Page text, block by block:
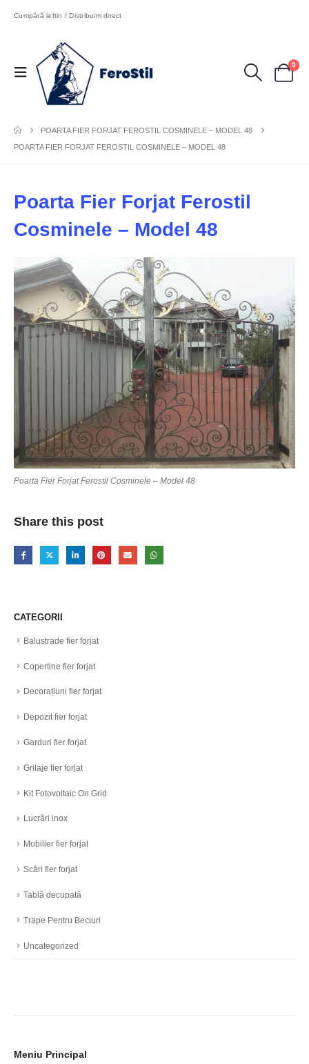
Cumpără ieftin / Distribuim direct
0
POARTA FIER FORJAT FEROSTIL COSMINELE – MODEL 48
POARTA FIER FORJAT FEROSTIL COSMINELE – MODEL 48
Poarta Fier Forjat Ferostil
Cosminele – Model 48
Poarta Fier Forjat Ferostil Cosminele – Model 48
Share this post
CATEGORII
Balustrade fier forjat
Copertine fier forjat
Decorațiuni fier forjat
Depozit fier forjat
Garduri fier forjat
Grilaje fier forjat
Kit Fotovoltaic On Grid
Lucrări inox
Mobilier fier forjat
Scări fier forjat
Tablă decupată
Trape Pentru Beciuri
Uncategorized
Meniu Principal